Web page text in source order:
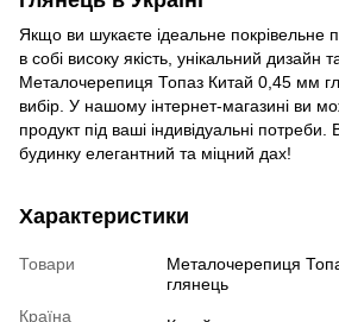
Якщо ви шукаєте ідеальне покрівельне
в собі високу якість, унікальний дизайн
Металочерепиця Топаз Китай 0,45 мм
вибір. У нашому інтернет-магазині ви
продукт під ваші індивідуальні
будинку елегантний та міцний дах!
Характеристики
Товари
Металочерепиця
глянець
Країна